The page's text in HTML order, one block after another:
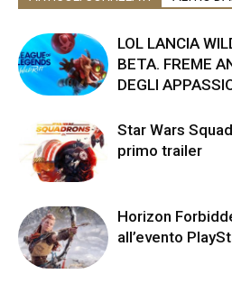
LOL LANCIA
BETA. FREME
DEGLI
Star Wars
primo trailer
Horizon
all’evento